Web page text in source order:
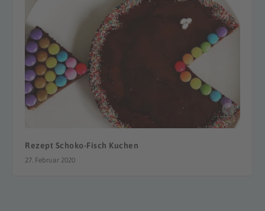
Rezept Schoko-Fisch Kuchen
27. Februar 2020